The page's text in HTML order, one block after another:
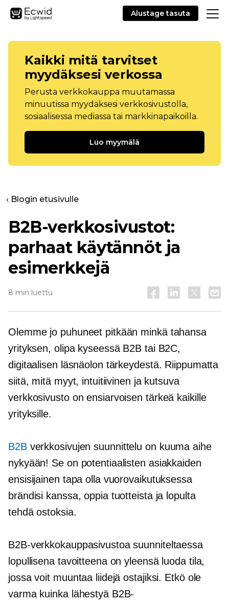
Alustage tasuta
Kaikki mitä tarvitset
myydäksesi verkossa
Perusta verkkokauppa muutamassa
minuutissa myydäksesi verkkosivustolla,
sosiaalisessa mediassa tai markkinapaikoilla.
Luo myymälä
‹ Blogin etusivulle
B2B-verkkosivustot:
parhaat käytännöt ja
esimerkkejä
8 min luettu
Olemme jo puhuneet pitkään minkä tahansa
yrityksen, olipa kyseessä B2B tai B2C,
digitaalisen läsnäolon tärkeydestä. Riippumatta
siitä, mitä myyt, intuitiivinen ja kutsuva
verkkosivusto on ensiarvoisen tärkeä kaikille
yrityksille.
B2Bverkkosivujen suunnittelu on kuuma aihe
nykyään! Se on potentiaalisten asiakkaiden
ensisijainen tapa olla vuorovaikutuksessa
brändisi kanssa, oppia tuotteista ja lopulta
tehdä ostoksia.
B2B-verkkokauppasivustoa suunniteltaessa
lopullisena tavoitteena on yleensä luoda tila,
jossa voit muuntaa liidejä ostajiksi. Etkö ole
varma kuinka lähestyä B2B-